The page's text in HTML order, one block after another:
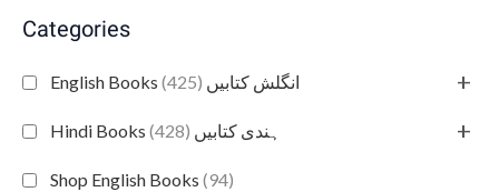
Categories
English Books انگلش کتابیں (425) +
Hindi Books ہندی کتابیں (428) +
Shop English Books (94)